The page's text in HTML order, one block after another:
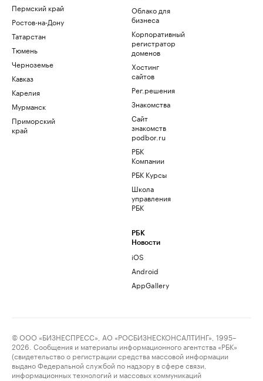
Пермский край
Ростов-на-Дону
Татарстан
Тюмень
Черноземье
Кавказ
Карелия
Мурманск
Приморский
край
Облако для
бизнеса
Корпоративный
регистратор
доменов
Хостинг
сайтов
Рег.решения
Знакомства
Сайт
знакомств
podbor.ru
РБК
Компании
РБК Курсы
Школа
управления
РБК
РБК
Новости
iOS
Android
AppGallery
© ООО «БИЗНЕСПРЕСС», АО «РОСБИЗНЕСКОНСАЛТИНГ», 1995–
2026. Сообщения и материалы информационного агентства «РБК»
(свидетельство о регистрации средства массовой информации
выдано Федеральной службой по надзору в сфере связи,
информационных технологий и массовых коммуникаций